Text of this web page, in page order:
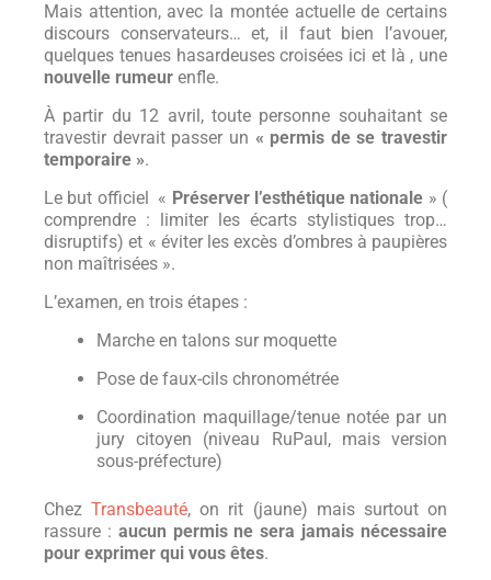
Mais attention, avec la montée actuelle de certains
discours conservateurs… et, il faut bien l’avouer,
quelques tenues hasardeuses croisées ici et là , une
nouvelle rumeur enfle.
À partir du 12 avril, toute personne souhaitant se
travestir devrait passer un « permis de se travestir
temporaire ».
Le but officiel « Préserver l’esthétique nationale » (
comprendre : limiter les écarts stylistiques trop…
disruptifs) et « éviter les excès d’ombres à paupières
non maîtrisées ».
L’examen, en trois étapes :
Marche en talons sur moquette
Pose de faux-cils chronométrée
Coordination maquillage/tenue notée par un
jury citoyen (niveau RuPaul, mais version
sous-préfecture)
ChezTransbeauté, on rit (jaune) mais surtout on
rassure : aucun permis ne sera jamais nécessaire
pour exprimer qui vous êtes.